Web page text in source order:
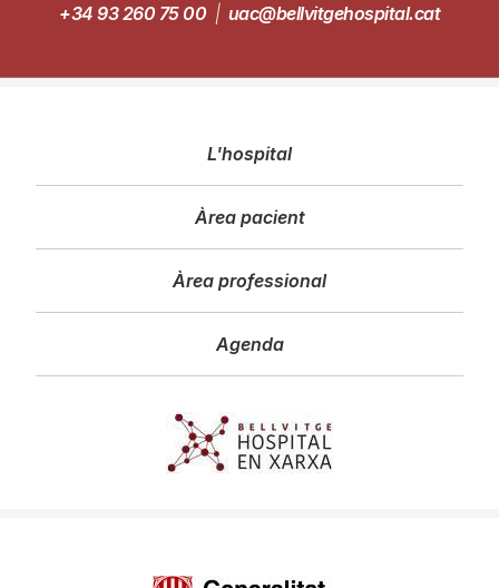
+34 93 260 75 00 | uac@bellvitgehospital.cat
principal
L'hospital
Àrea pacient
Àrea professional
Agenda